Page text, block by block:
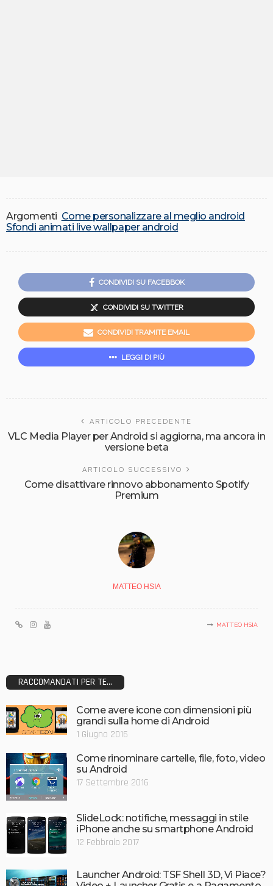
Argomenti Come personalizzare al meglio android
Sfondi animati live wallpaper android
CONDIVIDI SU FACEBBOK
CONDIVIDI SU TWITTER
CONDIVIDI TRAMITE EMAIL
LEGGI DI PIÙ
ARTICOLO PRECEDENTE
VLC Media Player per Android si aggiorna, ma ancora in
versione beta
ARTICOLO SUCCESSIVO
Come disattivare rinnovo abbonamento Spotify
Premium
MATTEO HSIA
MATTEO HSIA
RACCOMANDATI PER TE...
Come avere icone con dimensioni più
grandi sulla home di Android
1 Giugno 2016
Come rinominare cartelle, file, foto, video
su Android
17 Settembre 2016
SlideLock: notifiche, messaggi in stile
iPhone anche su smartphone Android
12 Febbraio 2017
Launcher Android: TSF Shell 3D, Vi Piace?